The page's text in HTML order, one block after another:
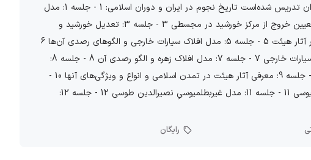
دوره طی 12 جلسه در دانشکده تاریخ علم دانشگاه تهران تدریس شده‌است تاریخ نجوم در ایران و دوران اسلامی: 1 - جلسه 1: مدل
ابرخس و بطلمیوس برای حرکت خورشید 2 - جلسه 2: تعیین خروج از مرکز خورشید در مجسطی 3 - جلسه 3: تعدیل خورشید و
مدل افلاک آن 4 - جلسه 4: الگوهای رصدی خورشید در آثار هیئت 5 - جلسه 5: مدل افلاک سیارات خارجی و الگوهای رصدی آن‌ها 6
- جلسه 6: منشاء رصدی نقطه‌ی معدل‌المسیر در مدل سیارات خارجی 7 - جلسه 7: مدل افلاک زهره و الگو رصدی آن 8 - جلسه 8:
مدل‌های افلاک عطارد و ماه و الگوهای رصدی آن‌ها 9 - جلسه 9: معرفی آثار هیئت در تمدن اسلامی و انواع و ویژگی‌های آنها 10 -
جلسه 10: اشکالات مدل‌های بطلمیوسی و مدل غیربطلمیوسی 11 - جلسه 11: مدل غیربطلمیوسیِ نصیرالدین طوسی 12 - جلسه 12:
رایگان